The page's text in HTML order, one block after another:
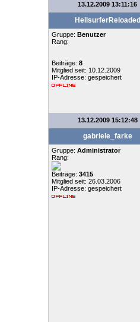
13.12.2009 13:11:16
HellsurferReloaded
Gruppe: Benutzer
Rang:
Beiträge: 8
Mitglied seit: 10.12.2009
IP-Adresse: gespeichert
13.12.2009 15:12:48
gabriele_farke
Gruppe: Administrator
Rang:
Beiträge: 3415
Mitglied seit: 26.03.2006
IP-Adresse: gespeichert